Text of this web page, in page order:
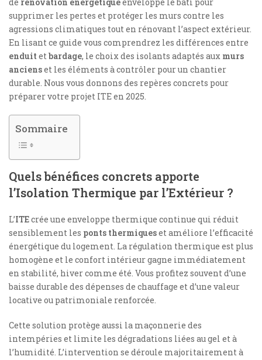
supprimer les pertes et protéger les murs contre les
agressions climatiques tout en rénovant l’aspect extérieur.
En lisant ce guide vous comprendrez les différences entre
enduit etbardage, le choix des isolants adaptés aux murs
ancienset les éléments à contrôler pour un chantier
durable. Nous vous donnons des repères concrets pour
préparer votre projet ITE en 2025.
Sommaire
Quels bénéfices concrets apporte
l’Isolation Thermique par l’Extérieur ?
L’ITEcrée une enveloppe thermique continue qui réduit
sensiblement les ponts thermiqueset améliore l’efficacité
énergétique du logement. La régulation thermique est plus
homogène et le confort intérieur gagne immédiatement
en stabilité, hiver comme été. Vous profitez souvent d’une
baisse durable des dépenses de chauffage et d’une valeur
locative ou patrimoniale renforcée.
Cette solution protège aussi la maçonnerie des
intempéries et limite les dégradations liées au gel et à
l’humidité. L’intervention se déroule majoritairement à